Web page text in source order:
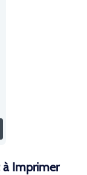
à Imprimer